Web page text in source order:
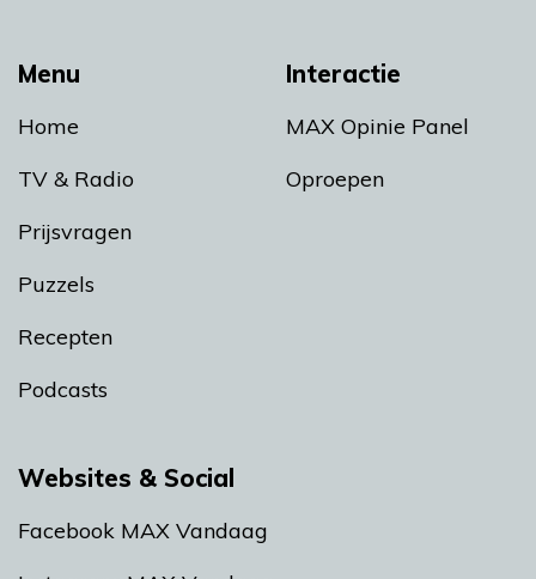
Menu
Home
TV & Radio
Prijsvragen
Puzzels
Recepten
Podcasts
Interactie
MAX Opinie Panel
Oproepen
Websites & Social
Facebook MAX Vandaag